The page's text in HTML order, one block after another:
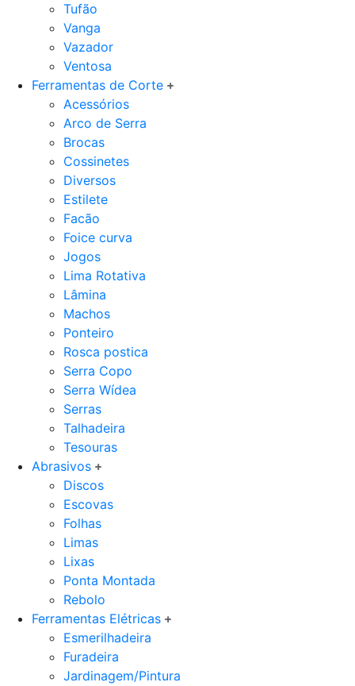
Tufão
Vanga
Vazador
Ventosa
Ferramentas de Corte
Acessórios
Arco de Serra
Brocas
Cossinetes
Diversos
Estilete
Facão
Foice curva
Jogos
Lima Rotativa
Lâmina
Machos
Ponteiro
Rosca postica
Serra Copo
Serra Wídea
Serras
Talhadeira
Tesouras
Abrasivos
Discos
Escovas
Folhas
Limas
Lixas
Ponta Montada
Rebolo
Ferramentas Elétricas
Esmerilhadeira
Furadeira
Jardinagem/Pintura